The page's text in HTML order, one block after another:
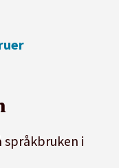
språkbruken i